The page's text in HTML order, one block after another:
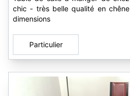
chic - très belle qualité en
dimensions
Particulier